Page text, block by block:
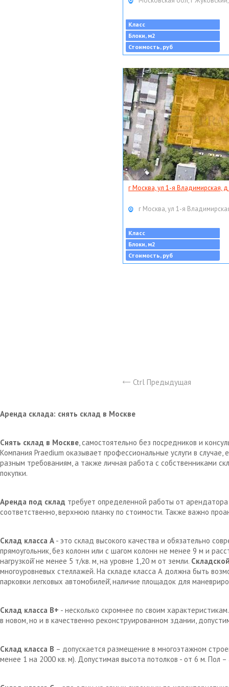
Класс
Блоки, м2
Стоимость, руб
г Москва, ул 1-я Владимирская, д
г Москва, ул 1-я
Класс
Блоки, м2
Стоимость, руб
Ctrl Предыдущая
Аренда склада: снять склад в Москве
Снять склад в Москве, самостоятельно без посредников и
Компания Praedium оказывает профессиональные услуги в
разным требованиям, а также личная работа с собственниками
покупки.
Аренда под склад требует определенной работы от
соответственно, верхнюю планку по стоимости. Также важно
Склад класса А - это склад высокого качества и обязательно
прямоугольник, без колонн или с шагом колонн не менее 9 м и
нагрузкой̆ не менее 5 т/кв. м, на уровне 1,20 м от земли.
многоуровневых стеллажей. На складе класса А должна быть
парковки легковых автомобилей̆, наличие площадок для
Склад класса В+ - несколько скромнее по своим
в новом, но и в качественно реконструированном здании,
Склад класса В – допускается размещение в многоэтажном
менее 1 на 2000 кв. м). Допустимая высота потолков - от 6 м. Пол